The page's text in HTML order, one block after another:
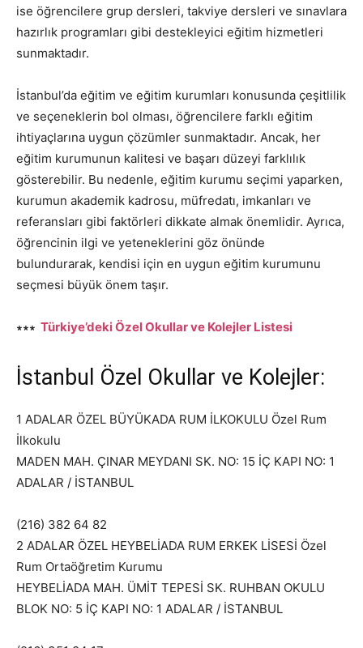
ise öğrencilere grup dersleri, takviye dersleri ve sınavlara
hazırlık programları gibi destekleyici eğitim hizmetleri
sunmaktadır.
İstanbul’da eğitim ve eğitim kurumları konusunda çeşitlilik
ve seçeneklerin bol olması, öğrencilere farklı eğitim
ihtiyaçlarına uygun çözümler sunmaktadır. Ancak, her
eğitim kurumunun kalitesi ve başarı düzeyi farklılık
gösterebilir. Bu nedenle, eğitim kurumu seçimi yaparken,
kurumun akademik kadrosu, müfredatı, imkanları ve
referansları gibi faktörleri dikkate almak önemlidir. Ayrıca,
öğrencinin ilgi ve yeteneklerini göz önünde
bulundurarak, kendisi için en uygun eğitim kurumunu
seçmesi büyük önem taşır.
∗∗∗ Türkiye’deki Özel Okullar ve Kolejler Listesi
İstanbul Özel Okullar ve Kolejler:
1 ADALAR ÖZEL BÜYÜKADA RUM İLKOKULU Özel Rum
İlkokulu
MADEN MAH. ÇINAR MEYDANI SK. NO: 15 İÇ KAPI NO: 1
ADALAR / İSTANBUL
(216) 382 64 82
2 ADALAR ÖZEL HEYBELİADA RUM ERKEK LİSESİ Özel
Rum Ortaöğretim Kurumu
HEYBELİADA MAH. ÜMİT TEPESİ SK. RUHBAN OKULU
BLOK NO: 5 İÇ KAPI NO: 1 ADALAR / İSTANBUL